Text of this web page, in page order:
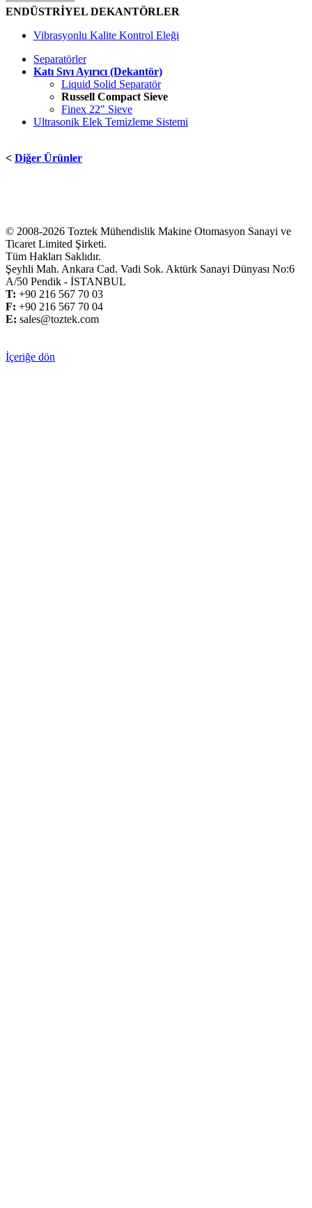
ENDÜSTRİYEL DEKANTÖRLER
Vibrasyonlu Kalite Kontrol Eleği
Separatörler
Katı Sıvı Ayırıcı (Dekantör)
Liquid Solid Separatör
Russell Compact Sieve
Finex 22" Sieve
Ultrasonik Elek Temizleme Sistemi
< Diğer Ürünler
© 2008-2026 Toztek Mühendislik Makine Otomasyon Sanayi ve
Ticaret Limited Şirketi.
Tüm Hakları Saklıdır.
Şeyhli Mah. Ankara Cad. Vadi Sok. Aktürk Sanayi Dünyası No:6
A/50 Pendik - İSTANBUL
T: +90 216 567 70 03
F: +90 216 567 70 04
E: sales@toztek.com
İçeriğe dön